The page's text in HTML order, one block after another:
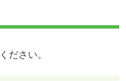
ださい。